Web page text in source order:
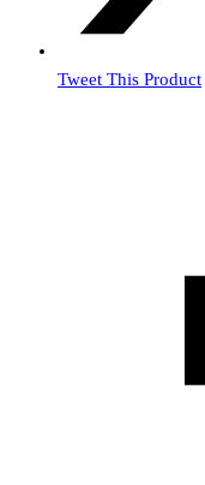
Tweet This Product